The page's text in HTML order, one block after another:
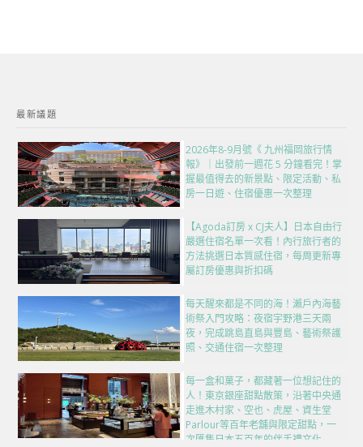
最新議題
2026年8-9月號《 九州福岡旅行情
報》｜出發前一週花 5 分鐘看完！掌
握最值得去的新景點、限定活動、私
房一日遊、住宿優惠一次整理
【Agoda訂房 x CJ夫人】日本自由行
嚴選住宿名單一次看！內行旅行者的
方法挑選日本質感住宿，每周更新專
屬訂房優惠與折扣碼
每天醒來都是不同的海！瀨戶內海藝
術祭入門攻略：夜宿宇野港三天兩
夜，完成跳島直島與豐島、藝術祭護
照、交通住宿一次整理
每一盒和菓子，都藏著一位想記住的
人！東京銀座甜點散策，沿著中央通
走進木村家、空也、虎屋、資生堂
Parlour等百年老舖與限定甜點，一
次匯集日本五百年的伴手禮文化